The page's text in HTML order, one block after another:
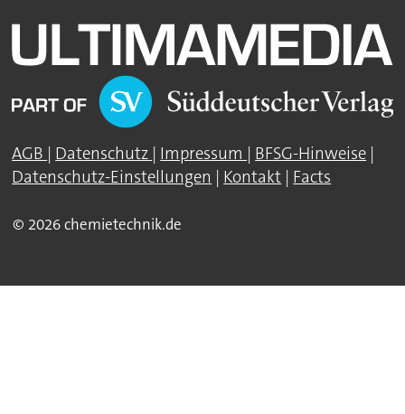
AGB | Datenschutz | Impressum | BFSG-Hinweise |
Datenschutz-Einstellungen | Kontakt | Facts
© 2026 chemietechnik.de